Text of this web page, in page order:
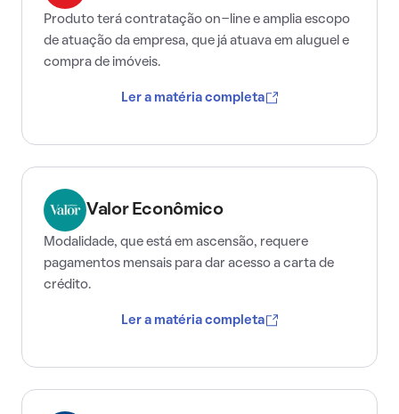
Produto terá contratação on-line e amplia escopo
de atuação da empresa, que já atuava em aluguel e
compra de imóveis.
Ler a matéria completa
Valor Econômico
Modalidade, que está em ascensão, requere
pagamentos mensais para dar acesso a carta de
crédito.
Ler a matéria completa